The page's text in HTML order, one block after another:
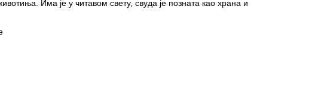
Има је у читавом свету, свуда је позната као храна и